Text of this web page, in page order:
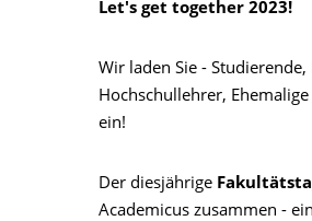
Let's get together 2023!
Wir laden Sie -
Hochschullehrer,
ein!
Der diesjährige
Academicus zusammen -